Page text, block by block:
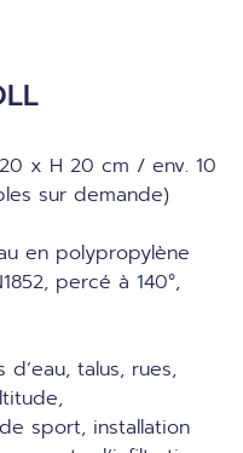
x H 20 cm / env. 10
sur demande)
en polypropylène
percé à 140°,
d’eau, talus, rues,
sport, installation